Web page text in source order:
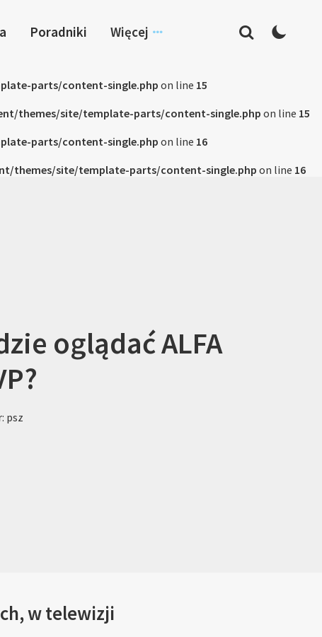
Poradniki Więcej
parts/content-single.php on line 15
themes/site/template-parts/content-single.php on line 15
parts/content-single.php on line 16
themes/site/template-parts/content-single.php on line 16
oglądać ALFA
psz
w telewizji